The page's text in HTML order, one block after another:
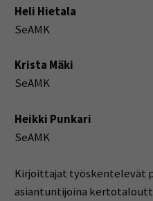
Heli Hietala
SeAMK
Krista Mäki
SeAMK
Heikki Punkari
SeAMK
Kirjoittajat työskentelevät
asiantuntijoina